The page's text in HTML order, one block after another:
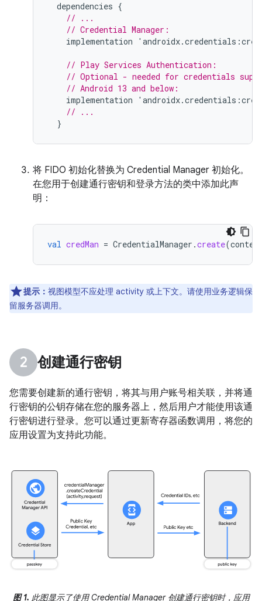
dependencies {
// ...
// Credential Manager:
implementation
' androidx.credentials :
// Play Services Authentication:
// Optional - needed for credentials
// Android 13 and below:
implementation
' androidx.credentials :
// ...
}
将 FIDO 初始化替换为 Credential Manager 初始化。
在您用于创建通行密钥和登录方法的类中添加此声
明：
val credMan = CredentialManager .create(
提示： 视图模型不应处理 activity 或上下文。请使用业务逻辑保
留服务器调用。
创建通行密钥
您需要创建新的通行密钥，将其与用户账号相关联，并将通
行密钥的公钥存储在您的服务器上，然后用户才能使用该通
行密钥进行登录。您可以通过更新寄存器函数调用，将您的
应用设置为支持此功能。
图 1. 此图显示了使用 Credential Manager 创建通行密钥时，应用